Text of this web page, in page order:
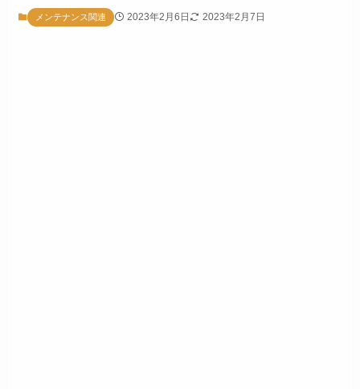
メンテナンス関連 2023年2月6日 2023年2月7日